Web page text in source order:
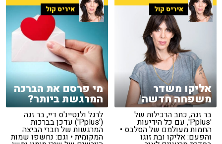
איריס קול
אליקו משדר
משפחה חדשה
בר זגה, כתב הרכילות של
'Pplus', עם כל הידיעות
החמות מעולמם של הסלבס •
והפעם: אליקו ובת זוגו
איריס קול
מי פרסם את הברכה
המרגשת ביותר?
לרגל ולנטיינ'ס דיי, בר זגה
('Pplus') עדכן בברכות
המרגשות של חברי הביצה
המקומית • וגם: נחשפו שמות